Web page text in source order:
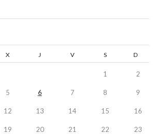
X J V S D
1 2
5 6 7 8 9
12 13 14 15 16
19 20 21 22 23